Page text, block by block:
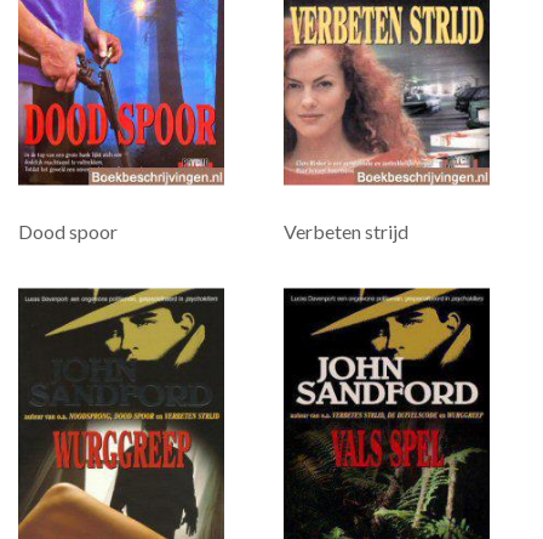
Dood spoor Verbeten strijd